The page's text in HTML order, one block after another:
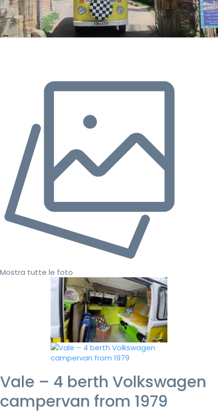
Mostra tutte le foto
Vale – 4 berth Volkswagen
campervan from 1979